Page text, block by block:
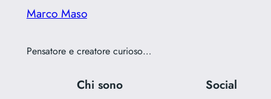
Marco Maso
Pensatore e creatore curioso…
Chi sono Social